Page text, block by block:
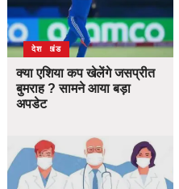
उत्तराखंड
देश
क्या एशिया कप खेलेंगे जसप्रीत
बुमराह ? सामने आया बड़ा
अपडेट